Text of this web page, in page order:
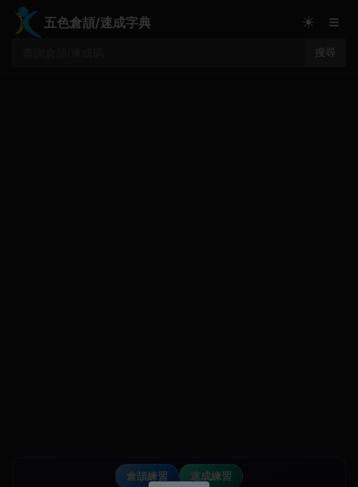
五色倉頡/速成字典
搜尋
☀ ≡
倉頡練習
速成練習